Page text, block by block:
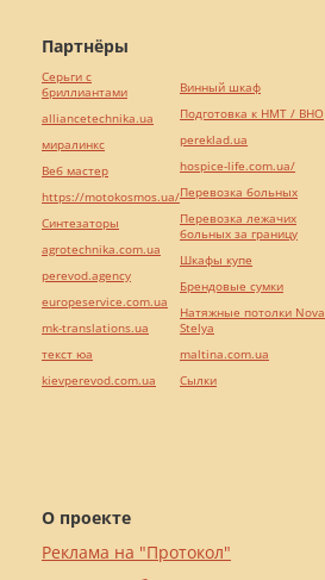
О проекте
Реклама на "Протокол"
Партнёры
Серьги с
бриллиантами
alliancetechnika.ua
миралинкс
Веб мастер
https://motokosmos.ua/
Синтезаторы
agrotechnika.com.ua
perevod.agency
europeservice.com.ua
mk-translations.ua
текст юа
kievperevod.com.ua
Винный шкаф
Подготовка к НМТ / ВНО
pereklad.ua
hospice-life.com.ua/
Перевозка больных
Перевозка лежачих
больных за границу
Шкафы купе
Брендовые сумки
Натяжные потолки Nova
Stelya
maltina.com.ua
Cылки